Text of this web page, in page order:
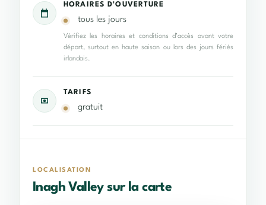
HORAIRES D'OUVERTURE
tous les jours
Vérifiez les horaires et conditions d’accès avant votre
départ, surtout en haute saison ou lors des jours fériés
irlandais.
TARIFS
gratuit
LOCALISATION
Inagh Valley sur la carte